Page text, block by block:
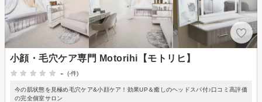
小顔・毛穴ケア専門 Motorihi【モトリヒ】
-
(-件)
今の肌状態を見極め毛穴ケア&小顔ケア！効果UP＆癒しのヘッドスパ付♪口コミ高評価
の完全個室サロン